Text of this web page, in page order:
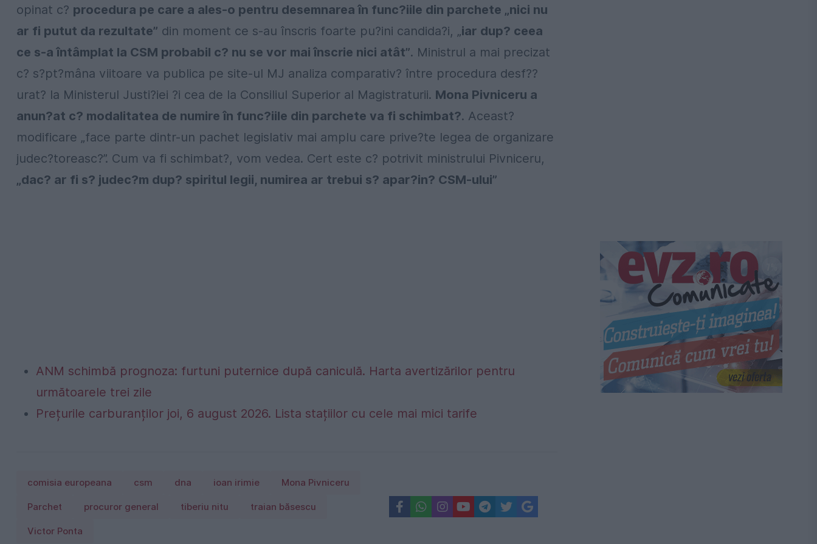
opinat c? procedura pe care a ales-o pentru desemnarea în func?iile din parchete „nici nu
ar fi putut da rezultate” din moment ce s-au înscris foarte pu?ini candida?i, „iar dup? ceea
ce s-a întâmplat la CSM probabil c? nu se vor mai înscrie nici atât”. Ministrul a mai precizat
c? s?pt?mâna viitoare va publica pe site-ul MJ analiza comparativ? între procedura desf??
urat? la Ministerul Justi?iei ?i cea de la Consiliul Superior al Magistraturii. Mona Pivniceru a
anun?at c? modalitatea de numire în func?iile din parchete va fi schimbat?. Aceast?
modificare „face parte dintr-un pachet legislativ mai amplu care prive?te legea de organizare
judec?toreasc?”. Cum va fi schimbat?, vom vedea. Cert este c? potrivit ministrului Pivniceru,
„dac? ar fi s? judec?m dup? spiritul legii, numirea ar trebui s? apar?in? CSM-ului”
ANM schimbă prognoza: furtuni puternice după caniculă. Harta avertizărilor pentru
următoarele trei zile
Prețurile carburanților joi, 6 august 2026. Lista stațiilor cu cele mai mici tarife
comisia europeana csm dna ioan irimie Mona Pivniceru
Parchet procuror general tiberiu nitu traian băsescu
Victor Ponta